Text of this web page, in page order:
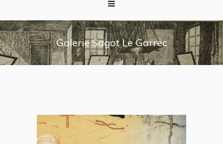
Galerie Sagot Le Garrec